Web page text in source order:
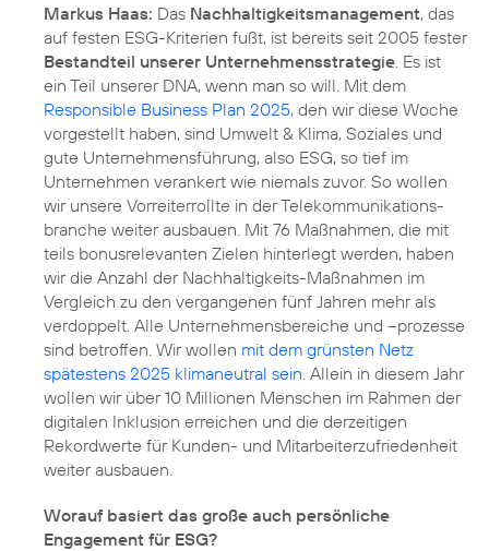
Markus Haas: Das Nachhaltigkeitsmanagement, das
auf festen ESG-Kriterien fußt, ist bereits seit 2005 fester
Bestandteil unserer Unternehmensstrategie . Es ist
ein Teil unserer DNA, wenn man so will. Mit dem
Responsible Business Plan 2025, den wir diese Woche
vorgestellt haben, sind Umwelt & Klima, Soziales und
gute Unternehmensführung, also ESG, so tief im
Unternehmen verankert wie niemals zuvor. So wollen
wir unsere Vorreiterrollte in der Telekommunikations­
branche weiter ausbauen. Mit 76 Maßnahmen, die mit
teils bonusrelevanten Zielen hinterlegt werden, haben
wir die Anzahl der Nachhaltigkeits-Maßnahmen im
Vergleich zu den vergangenen fünf Jahren mehr als
verdoppelt. Alle Unternehmensbereiche und –prozesse
sind betroffen. Wir wollen mit dem grünsten Netz
spätestens 2025 klimaneutral sein . Allein in diesem Jahr
wollen wir über 10 Millionen Menschen im Rahmen der
digitalen Inklusion erreichen und die derzeitigen
Rekordwerte für Kunden- und Mitarbeiterzufriedenheit
weiter ausbauen.
Worauf basiert das große auch persönliche
Engagement für ESG?